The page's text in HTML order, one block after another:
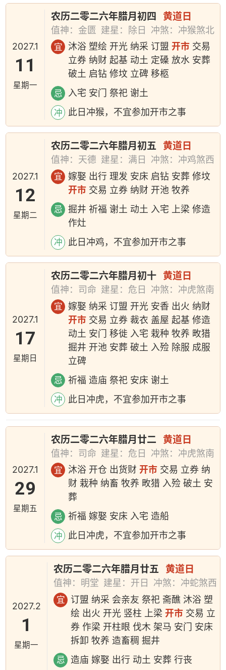
2027.1
11
星期一
农历二零二六年腊月初四 黄道日
值神：金匮 建星：除日 冲煞：冲猴煞北
宜 沐浴 塑绘 开光 纳采 订盟开市 交易
立券 纳财 起基 动土 定磉 放水 安葬
破土 启钻 修坟 立碑 移柩
忌 入宅 安门 祭祀 谢土
冲 此日冲猴，不宜参加开市之事
2027.1
12
星期二
农历二零二六年腊月初五 黄道日
值神：天德 建星：满日 冲煞：冲鸡煞西
宜
嫁娶 出行 理发 安床 启钻 安葬 修坟
开市 交易 立券 纳财 开池 牧养
忌
掘井 祈福 谢土 动土 入宅 上梁 修造
作灶
冲 此日冲鸡，不宜参加开市之事
2027.1
17
星期日
农历二零二六年腊月初十 黄道日
值神：司命 建星：危日 冲煞：冲虎煞南
宜
嫁娶 纳采 订盟 开光 安香 出火 纳财
开市 交易 立券 裁衣 盖屋 起基 修造
动土 安门 移徙 入宅 栽种 牧养 畋猎
掘井 开池 安葬 破土 入殓 除服 成服
立碑
忌 祈福 造庙 祭祀 安床 谢土
冲 此日冲虎，不宜参加开市之事
2027.1
29
星期五
农历二零二六年腊月廿二 黄道日
值神：司命 建星：危日 冲煞：冲虎煞南
宜 沐浴 开仓 出货财开市 交易 立券 纳
财 栽种 纳畜 牧养 畋猎 入殓 破土 安
葬
忌 祈福 嫁娶 安床 入宅 造船
冲 此日冲虎，不宜参加开市之事
2027.2
1
星期一
农历二零二六年腊月廿五 黄道日
值神：明堂 建星：开日 冲煞：冲蛇煞西
宜
订盟 纳采 会亲友 祭祀 斋醮 沐浴 塑
绘 出火 开光 竖柱 上梁开市 交易 立
券 作梁 开柱眼 伐木 架马 安门 安床
拆卸 牧养 造畜稠 掘井
忌 造庙 嫁娶 出行 动土 安葬 行丧